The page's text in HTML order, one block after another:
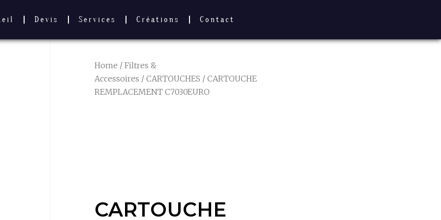
Devis Services Créations Contact
Home / Filtres &
Accessoires / CARTOUCHES / CARTOUCHE
REMPLACEMENT C7030EURO
CARTOUCHE